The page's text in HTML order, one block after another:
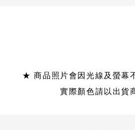
★ 商品照片會因光線及螢幕
實際顏色請以出貨